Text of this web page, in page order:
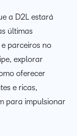
a D2L estará
últimas
e parceiros no
explorar
oferecer
e ricas,
para impulsionar